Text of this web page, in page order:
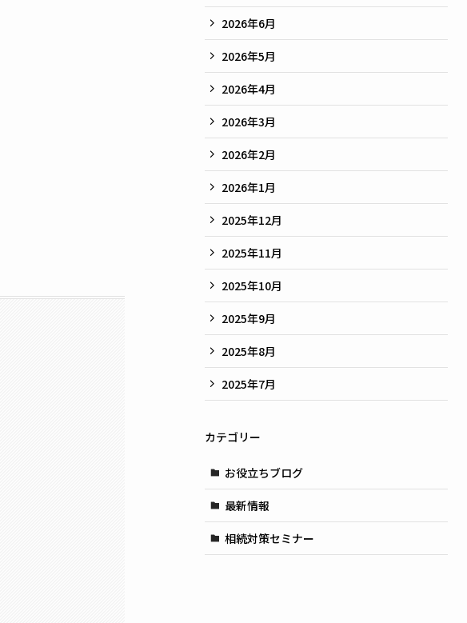
2026年6月
2026年5月
2026年4月
2026年3月
2026年2月
2026年1月
2025年12月
2025年11月
2025年10月
2025年9月
2025年8月
2025年7月
カテゴリー
お役立ちブログ
最新情報
相続対策セミナー